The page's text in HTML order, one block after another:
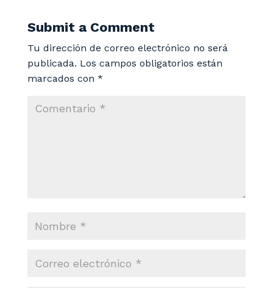
Submit a Comment
Tu dirección de correo electrónico no será
publicada. Los campos obligatorios están
marcados con *